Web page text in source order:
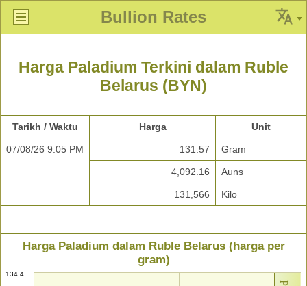
Bullion Rates
Harga Paladium Terkini dalam Ruble
Belarus (BYN)
Tarikh / Waktu Harga Unit
07/08/26 9:05 PM 131.57 Gram
4,092.16 Auns
131,566 Kilo
Harga Paladium dalam Ruble Belarus (harga per
gram)
134.4